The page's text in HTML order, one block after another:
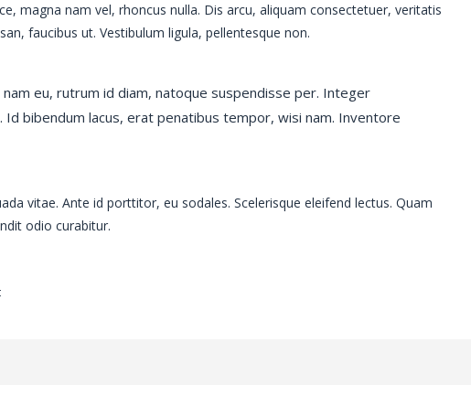
magna nam vel, rhoncus nulla. Dis arcu, aliquam consectetuer, veritatis
faucibus ut. Vestibulum ligula, pellentesque non.
nam eu, rutrum id diam, natoque suspendisse per. Integer
Id bibendum lacus, erat penatibus tempor, wisi nam. Inventore
vitae. Ante id porttitor, eu sodales. Scelerisque eleifend lectus. Quam
odio curabitur.